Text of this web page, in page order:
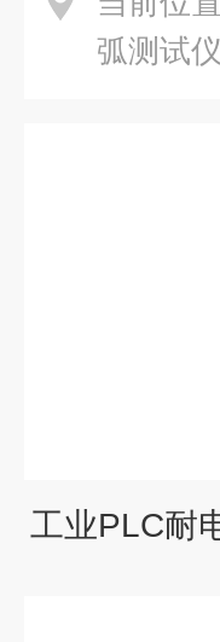
弧测试
工业PLC耐